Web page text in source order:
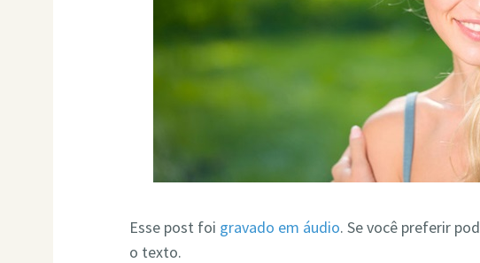
Esse post foi gravado em áudio. Se você preferir
o texto.